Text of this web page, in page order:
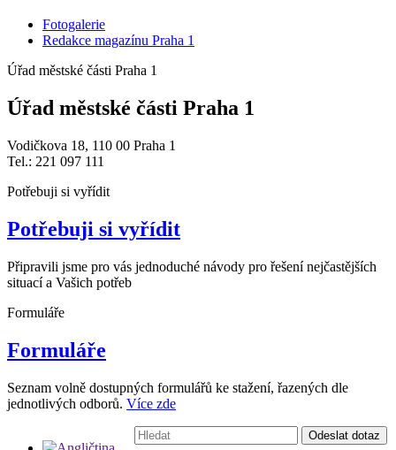
Fotogalerie
Redakce magazínu Praha 1
Úřad městské části Praha 1
Úřad městské části Praha 1
Vodičkova 18, 110 00 Praha 1
Tel.: 221 097 111
Potřebuji si vyřídit
Potřebuji si vyřídit
Připravili jsme pro vás jednoduché návody pro řešení nejčastějších
situací a Vašich potřeb
Formuláře
Formuláře
Seznam volně dostupných formulářů ke stažení, řazených dle
jednotlivých odborů. Více zde
Vyhledávání:
Odeslat dotaz